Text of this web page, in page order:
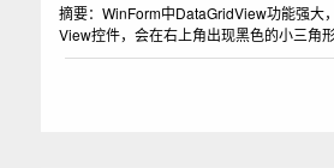
摘要：WinForm中DataGridView功能强大
View控件，会在右上角出现黑色的小三角